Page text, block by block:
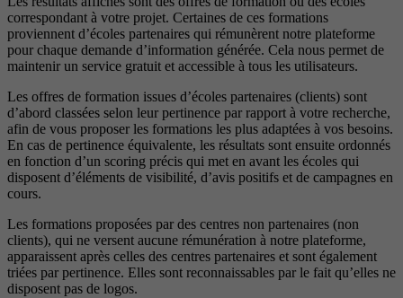
correspondant à votre projet. Certaines de ces formations
proviennent d’écoles partenaires qui rémunèrent notre plateforme
pour chaque demande d’information générée. Cela nous permet de
maintenir un service gratuit et accessible à tous les utilisateurs.
Les offres de formation issues d’écoles partenaires (clients) sont
d’abord classées selon leur pertinence par rapport à votre recherche,
afin de vous proposer les formations les plus adaptées à vos besoins.
En cas de pertinence équivalente, les résultats sont ensuite ordonnés
en fonction d’un scoring précis qui met en avant les écoles qui
disposent d’éléments de visibilité, d’avis positifs et de campagnes en
cours.
Les formations proposées par des centres non partenaires (non
clients), qui ne versent aucune rémunération à notre plateforme,
apparaissent après celles des centres partenaires et sont également
triées par pertinence. Elles sont reconnaissables par le fait qu’elles ne
disposent pas de logos.